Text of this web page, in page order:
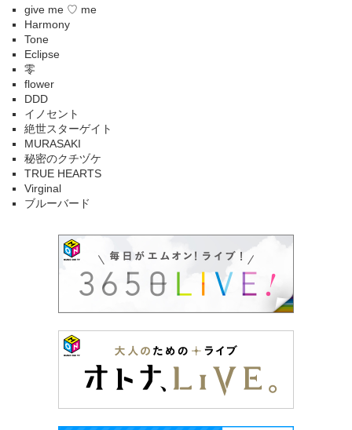
give me ♡ me
Harmony
Tone
Eclipse
零
flower
DDD
イノセント
絶世スターゲイト
MURASAKI
秘密のクチヅケ
TRUE HEARTS
Virginal
ブルーバード